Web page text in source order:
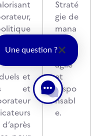
de
les
et
et
Straté
gie de
mana
geme
nt
agile
et
respo
nsabl
e.
Une question ?